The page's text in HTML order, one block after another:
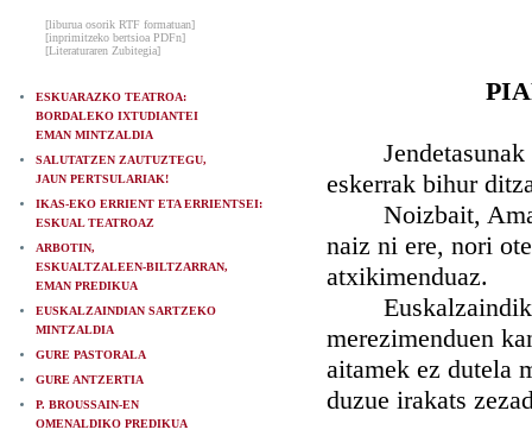
[liburua osorik RTF formatuan]
[inprimitzeko bertsioa PDFn]
[Literaturaren Zubitegia]
ESKUARAZKO TEATROA:
BORDALEKO IXTUDIANTEI
EMAN MINTZALDIA
SALUTATZEN ZAUTUZTEGU,
JAUN PERTSULARIAK!
IKAS-EKO ERRIENT ETA ERRIENTSEI:
ESKUAL TEATROAZ
ARBOTIN,
ESKUALTZALEEN-BILTZARRAN,
EMAN PREDIKUA
EUSKALZAINDIAN SARTZEKO
MINTZALDIA
GURE PASTORALA
GURE ANTZERTIA
P. BROUSSAIN-EN
OMENALDIKO PREDIKUA
Jendetasunak
eskerrak bihur
Noizbait, Aman
naiz ni ere, nori
atxikimenduaz.
Euskalzaindiko
merezimenduen
aitamek ez dutela
duzue irakats